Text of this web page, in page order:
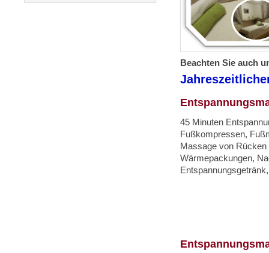
Beachten Sie auch
45 Minuten
Fußkompressen,
Massage von
Wärmepackungen,